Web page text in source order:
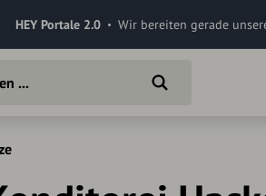
HEY Portale 2.0 Wir bereiten gerade